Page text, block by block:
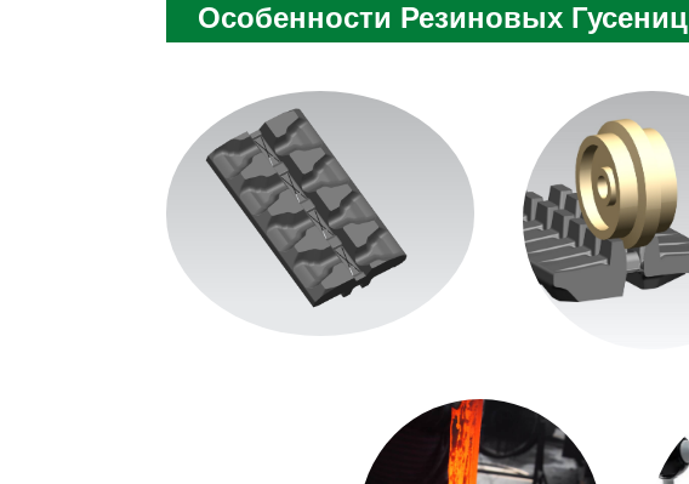
Особенности Резиновых Гусениц